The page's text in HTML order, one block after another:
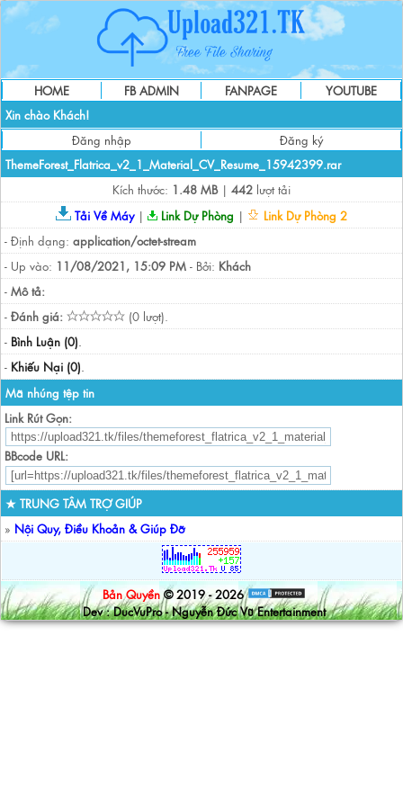
HOME FB ADMIN FANPAGE
YOUTUBE
Xin chào Khách!
Đăng nhập
Đăng ký
ThemeForest_Flatrica_v2_1_Material_CV_Resume_15942399.rar
Kích thước: 1.48 MB| 442 lượt tải
Tải Về Máy| Link Dự Phòng |
Link Dự Phòng 2
- Định dạng: application/octet-stream
- Up vào: 11/08/2021, 15:09 PM - Bởi: Khách
- Mô tả:
- Đánh giá:
(0 lượt).
- Bình Luận (0).
- Khiếu Nại (0).
Mã nhúng tệp tin
Link Rút Gọn:
BBcode URL:
★ TRUNG TÂM TRỢ GIÚP
» Nội Quy, Điều Khoản & Giúp Đỡ
Bản Quyền © 2019 - 2026
Dev : DucVuPro - Nguyễn Đức Vũ Entertainment